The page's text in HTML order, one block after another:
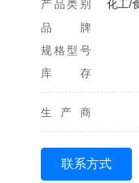
产品类别
化工/
品牌
规格型号
库存
生产商
联系方式